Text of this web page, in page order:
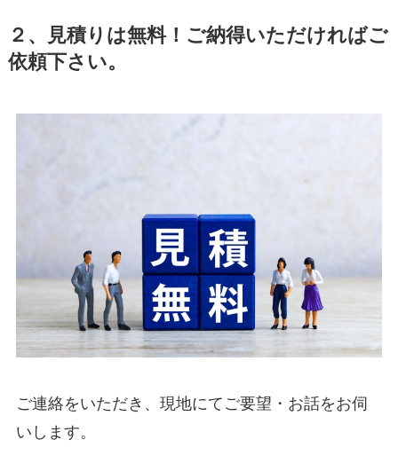
２、見積りは無料！ご納得いただければご
依頼下さい。
ご連絡をいただき、現地にてご要望・お話をお伺
いします。